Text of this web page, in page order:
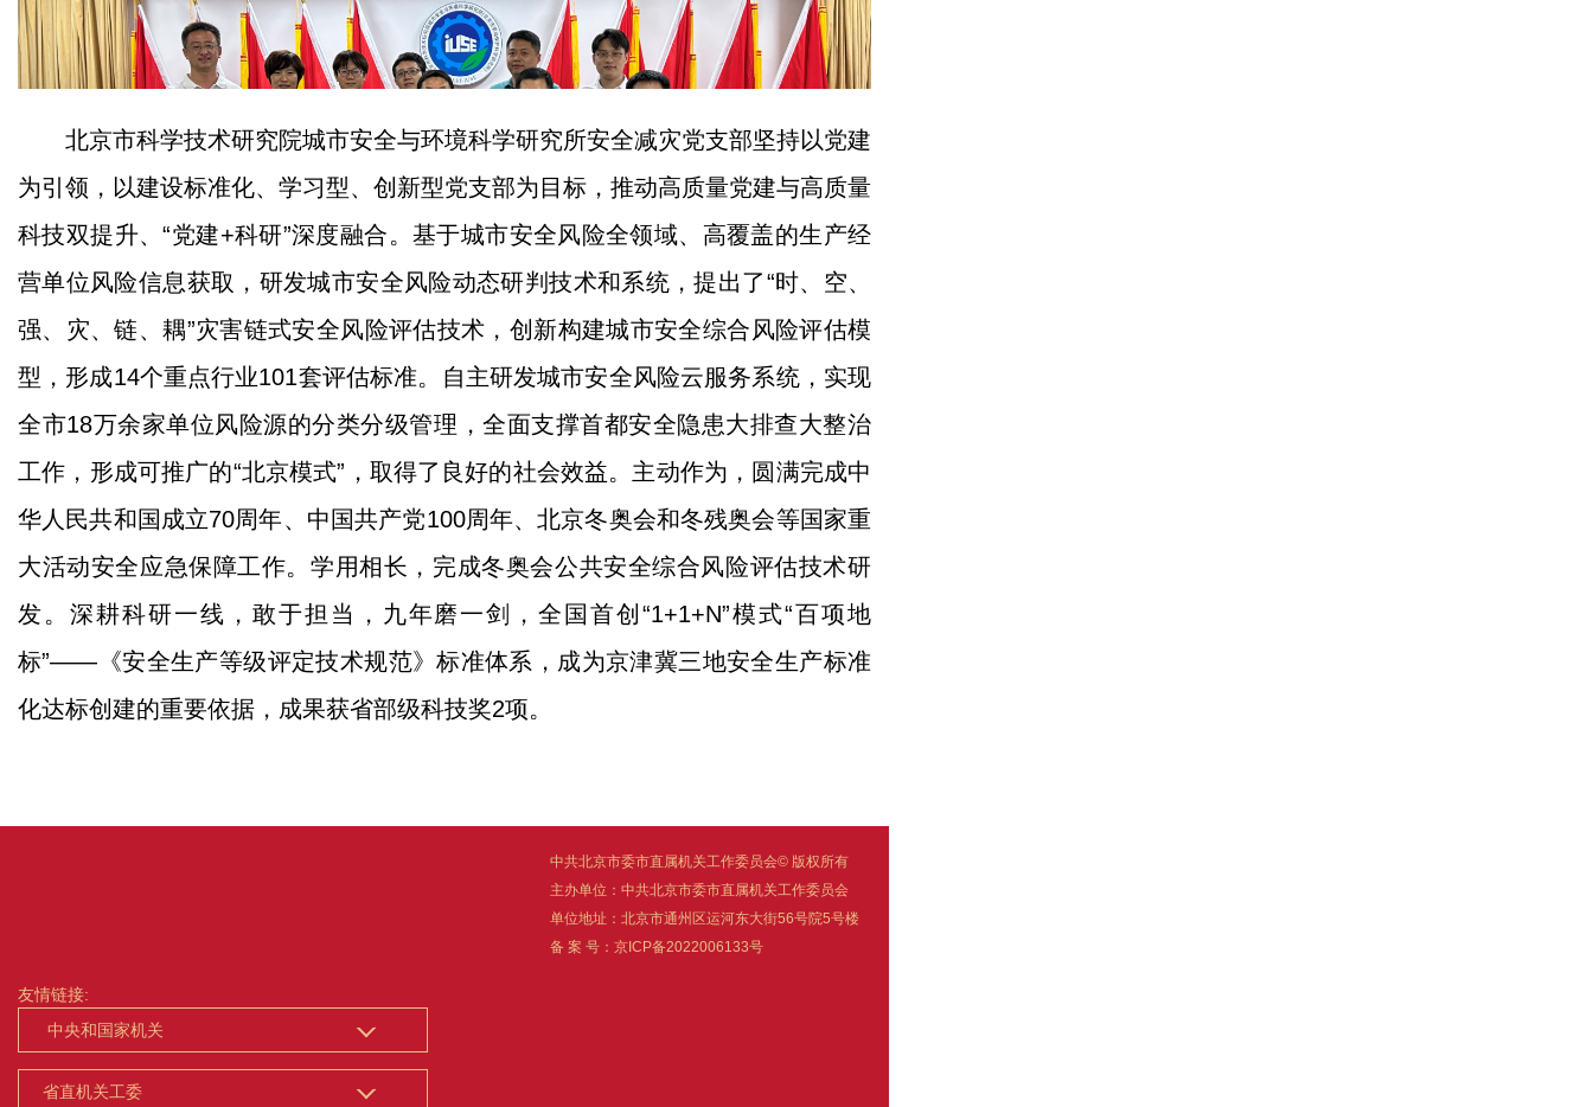
北京市科学技术研究院城市安全与环境科学研究所安全减灾党支部坚持以党建
为引领，以建设标准化、学习型、创新型党支部为目标，推动高质量党建与高质量
科技双提升、“党建+科研”深度融合。基于城市安全风险全领域、高覆盖的生产经
营单位风险信息获取，研发城市安全风险动态研判技术和系统，提出了“时、空、
强、灾、链、耦”灾害链式安全风险评估技术，创新构建城市安全综合风险评估模
型，形成14个重点行业101套评估标准。自主研发城市安全风险云服务系统，实现
全市18万余家单位风险源的分类分级管理，全面支撑首都安全隐患大排查大整治
工作，形成可推广的“北京模式”，取得了良好的社会效益。主动作为，圆满完成中
华人民共和国成立70周年、中国共产党100周年、北京冬奥会和冬残奥会等国家重
大活动安全应急保障工作。学用相长，完成冬奥会公共安全综合风险评估技术研
发。深耕科研一线，敢于担当，九年磨一剑，全国首创“1+1+N”模式“百项地
标”——《安全生产等级评定技术规范》标准体系，成为京津冀三地安全生产标准
化达标创建的重要依据，成果获省部级科技奖2项。
中共北京市委市直属机关工作委员会© 版权所有
主办单位：中共北京市委市直属机关工作委员会
单位地址：北京市通州区运河东大街56号院5号楼
备 案 号：京ICP备2022006133号
友情链接: